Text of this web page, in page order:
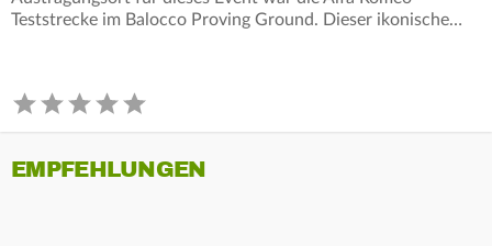
Teststrecke im Balocco Proving Ground. Dieser ikonische…
EMPFEHLUNGEN